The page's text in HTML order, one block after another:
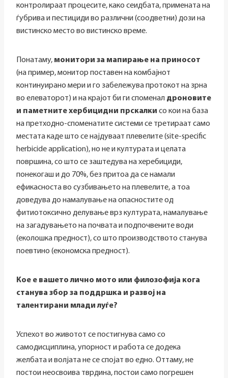
контролираат процесите, како сеидбата, примената на
ѓубрива и пестициди во различни (соодветни) дози на
вистинско место во вистинско време.
Понатаму, монитори за мапирање на приносот
(на пример,монитор поставен на комбајнот
континуирано мери и го забележува протокот на зрна
во елеваторот) и на крајот би ги споменал дроновите
и паметните хербицидни прскалки со кои на база
на претходно-споменатите системи се третираат само
местата каде што се најдуваат плевелите (site-specific
herbicide application), но не и културата и целата
површина, со што се заштедува на херебициди,
понекогаш и до 70%, без притоа да се намали
ефикасноста во сузбивањето на плевелите, а тоа
доведува до намалување нa опасностите од
фитиотоксично делување врз културата, намалување
на загадувањето на почвата и подпочвените води
(еколошка предност), со што производството станува
поевтино (економска предност).
Кое е вашето лично мото или филозофија кога
станува збор за поддршка и развој на
талентирани млади луѓе?
Успехот во животот се постигнува само со
самодисциплина, упорност и работа се додека
желбата и волјата не се спојат во едно. Оттаму, не
постои неосвоива тврдина, постои само погрешен